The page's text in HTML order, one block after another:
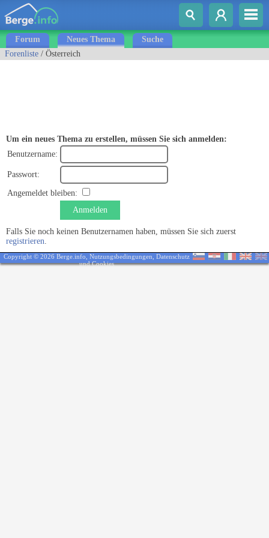
Forum Neues Thema
Suche
Forenliste / Österreich
Um ein neues Thema zu erstellen, müssen Sie sich anmelden:
Benutzername:
Passwort:
Angemeldet bleiben:
Anmelden
Falls Sie noch keinen Benutzernamen haben, müssen Sie sich zuerst
registrieren.
Copyright © 2026 Berge.info, Nutzungsbedingungen Datenschutz
und Cookies